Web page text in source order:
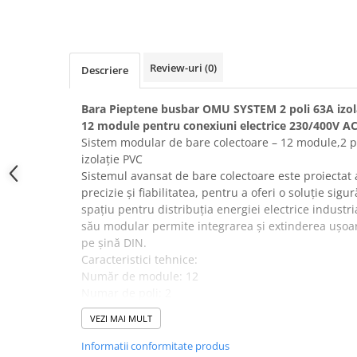
Distribuitoare de curent
Cleme pe sina DIN
Cleme diverse
Papuci si mufe
Doze electrice
Doze aplicate
Doze din plastic
Doze aluminiu
Doze incastrate
Trasee electrice
Canal cablu plastic PVC
Descriere Review-uri (0)
Bara Pieptene busbar OMU SYSTEM 2 poli 63A
12 module pentru conexiuni electrice 230/400V AC
Sistem modular de bare colectoare – 12 module,2
izolație PVC
Sistemul avansat de bare colectoare este
precizie și fiabilitatea, pentru a oferi o soluție
spațiu pentru distribuția energiei electrice
său modular permite integrarea și extinderea
pe șină DIN.
Caracteristici tehnice:
Număr de module: 12
Metodă de montare: orizontală
Pas de conectare: 17,8 mm
Lățime pin: 4 mm
VEZI MAI MULT
Informatii conformitate produs